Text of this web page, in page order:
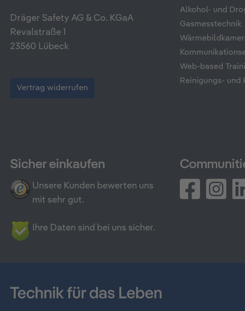
Dräger Safety AG & Co. KGaA
Revalstraße 1
23560 Lübeck
Vertrag widerrufen
Alkohol- und
Gasmesstechnik
Web-based
Reinigungs-
Sicher einkaufen
Unsere Kunden bewerten uns
mit sehr gut.
Ihre Daten sind bei uns sicher.